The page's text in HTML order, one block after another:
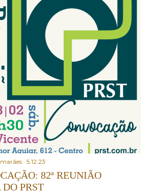
5.12.23
82ª REUNIÃO
PRST